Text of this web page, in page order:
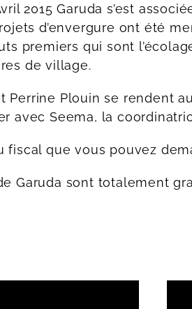
2015 Garuda s’est
d’envergure ont été
premiers qui sont
de village.
Perrine Plouin se rendent
avec Seema, la
que vous pouvez
Garuda sont totalement